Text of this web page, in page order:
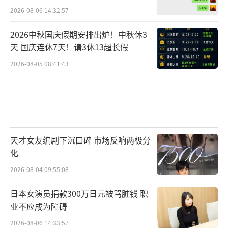
2026-08-06 14:32:57
2026中秋国庆假期安排出炉！中秋休3
天 国庆连休7天！请3休13超长假
2026-08-05 08:41:43
天才女友编剧下沉口碑 市场反响两极分
化
2026-08-04 09:55:08
日本女演员捐款300万日元被骂脏钱 职
业不应成为障碍
2026-08-06 14:33:57